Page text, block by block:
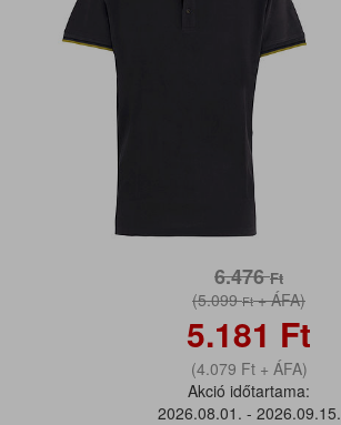
6.476Ft
(5.099Ft+ ÁFA)
5.181 Ft
(4.079 Ft+ ÁFA)
Akció időtartama:
2026.08.01. - 2026.09.15.